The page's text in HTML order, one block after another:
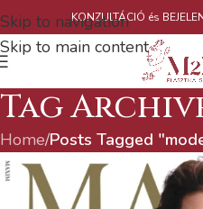
Skip to navigation
Skip to main content
KONZULTÁCIÓ és
Tag
Home/Posts Tagged